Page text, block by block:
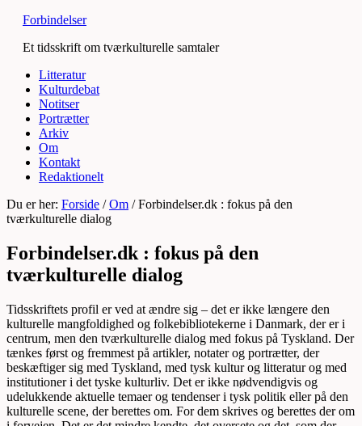
Forbindelser
Et tidsskrift om tværkulturelle samtaler
Litteratur
Kulturdebat
Notitser
Portrætter
Arkiv
Om
Kontakt
Redaktionelt
Du er her: Forside / Om /Forbindelser.dk : fokus på den
tværkulturelle dialog
Forbindelser.dk : fokus på den
tværkulturelle dialog
Tidsskriftets profil er ved at ændre sig – det er ikke længere den
kulturelle mangfoldighed og folkebibliotekerne i Danmark, der er i
centrum, men den tværkulturelle dialog med fokus på Tyskland. Der
tænkes først og fremmest på artikler, notater og portrætter, der
beskæftiger sig med Tyskland, med tysk kultur og litteratur og med
institutioner i det tyske kulturliv. Det er ikke nødvendigvis og
udelukkende aktuelle temaer og tendenser i tysk politik eller på den
kulturelle scene, der berettes om. For dem skrives og berettes der om